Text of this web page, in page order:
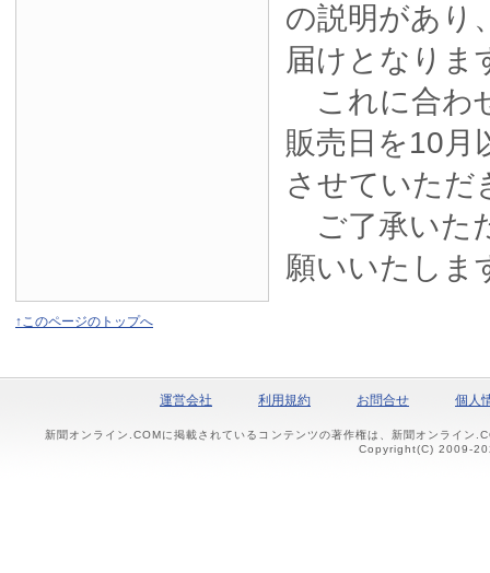
の説明があり
届けとなりま
これに合わ
販売日を10月
させていただ
ご了承いた
願いいたしま
↑このページのトップへ
運営会社 利用規約 お問合せ 個人
新聞オンライン.COMに掲載されているコンテンツの著作権は、新聞オンライン
Copyright(C) 2009-